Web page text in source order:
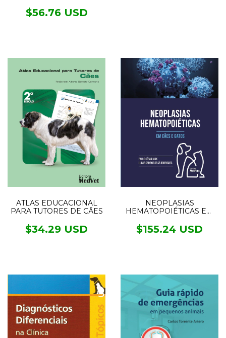
DE PEQUENOS ANIMAIS
- 2° EDIÇÃO
$56.76 USD
ATLAS EDUCACIONAL
PARA TUTORES DE CÃES
$34.29 USD
NEOPLASIAS
HEMATOPOIÉTICAS EM
$155.24 USD